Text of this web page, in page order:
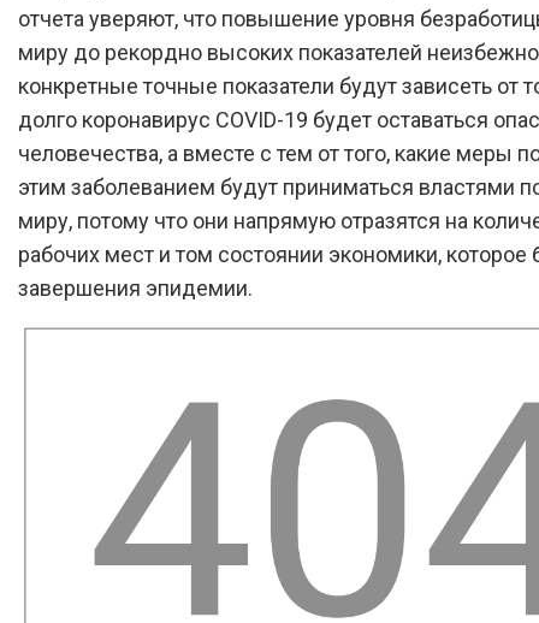
отчета уверяют, что повышение уровня
миру до рекордно высоких показателей
конкретные точные показатели будут зависеть от
долго коронавирус COVID-19 будет оставаться
человечества, а вместе с тем от того, какие меры
этим заболеванием будут приниматься властями
миру, потому что они напрямую отразятся на
рабочих мест и том состоянии экономики, которое
завершения эпидемии.